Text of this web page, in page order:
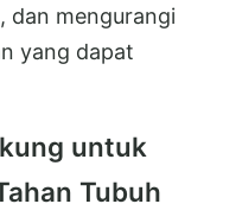
dan mengurangi
yang dapat
untuk
Tubuh